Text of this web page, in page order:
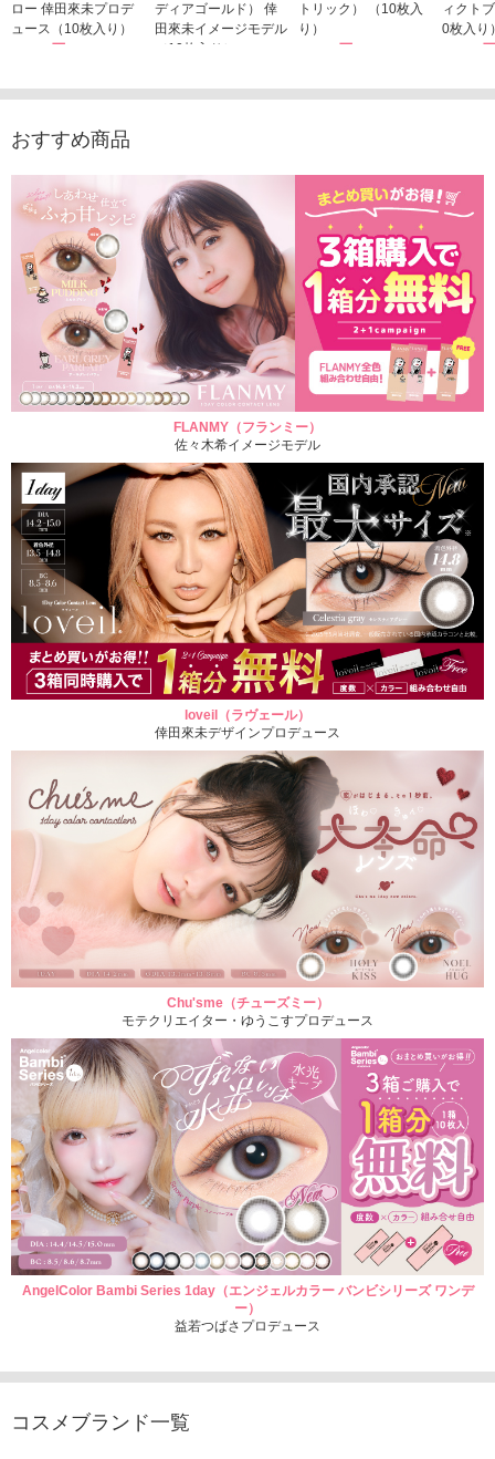
ロー 倖田來未プロデ
ュース（10枚入り）
1,760円
ディアゴールド） 倖
田來未イメージモデル
（10枚入り）
トリック） （10枚入
り）
1,760円
ィクト
0枚入り
1,760
おすすめ商品
FLANMY（フランミー）
佐々木希イメージモデル
loveil（ラヴェール）
倖田來未デザインプロデュース
Chu'sme（チューズミー）
モテクリエイター・ゆうこすプロデュース
AngelColor Bambi Series 1day（エンジェルカラー バンビシリーズ ワンデ
ー）
益若つばさプロデュース
コスメブランド一覧